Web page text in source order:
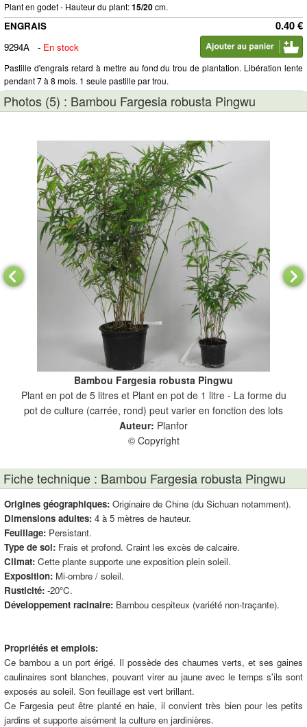
Plant en godet - Hauteur du plant:15/20cm.
0.40 €
ENGRAIS
9294A
- En stock
Pastille d'engrais retard à mettre au fond du trou de plantation. Libération lente
pendant 7 à 8 mois. 1 seule pastille par trou.
Photos (5) : Bambou Fargesia robusta Pingwu
Bambou Fargesia robusta Pingwu
Plant en pot de 5 litres et Plant en pot de 1 litre - La forme du
pot de culture (carrée, rond) peut varier en fonction des lots
Auteur: Planfor
© Copyright
Fiche technique : Bambou Fargesia robusta Pingwu
Origines géographiques: Originaire de Chine (du Sichuan notamment).
Dimensions adultes: 4 à 5 mètres de hauteur.
Feuillage: Persistant.
Type de sol: Frais et profond. Craint les excès de calcaire.
Climat: Cette plante supporte une exposition plein soleil.
Exposition: Mi-ombre / soleil.
Rusticité: -20°C.
Développement racinaire: Bambou cespiteux (variété non-traçante).
Propriétés et emplois:
Ce bambou a un port érigé. Il possède des chaumes verts, et ses gaines
caulinaires sont blanches, pouvant virer au jaune avec le temps s'ils sont
exposés au soleil. Son feuillage est vert brillant.
Ce Fargesia peut être planté en haie, il convient très bien pour les petits
jardins et supporte aisément la culture en jardinières.